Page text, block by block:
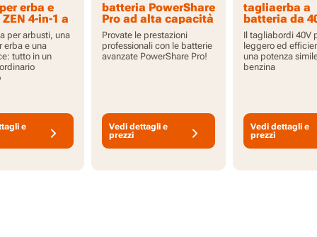
erba e
4-in-1 a
da 20V con
da 2,0Ah e
per arbusti, una
erba e una
tutto in un
e
batteria PowerShare
Pro ad alta capacità
da 20V 5,0 Ah con
indicatore
Provate le prestazioni
professionali con le batterie
avanzate PowerShare Pro!
Vedi dettagli e
prezzi
tagliaerba a
batteria da
33cm con x2
batterie da
Il tagliabordi 40V
leggero ed
una potenza
benzina
Vedi dettagli e
prezzi